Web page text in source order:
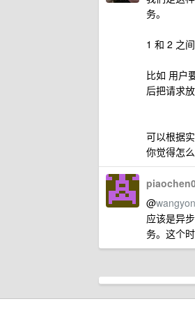
务。
1 和 2 之
比如 用户
后把请求
可以根据
你觉得怎么
@
应该是异
务。这个